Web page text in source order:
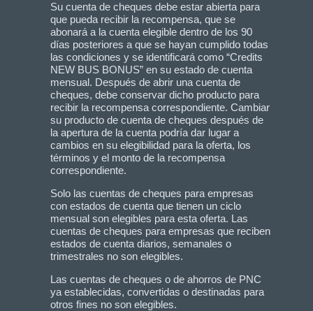
Su cuenta de cheques debe estar abierta para
que pueda recibir la recompensa, que se
abonará a la cuenta elegible dentro de los 90
días posteriores a que se hayan cumplido todas
las condiciones y se identificará como “Credits
NEW BUS BONUS” en su estado de cuenta
mensual. Después de abrir una cuenta de
cheques, debe conservar dicho producto para
recibir la recompensa correspondiente. Cambiar
su producto de cuenta de cheques después de
la apertura de la cuenta podría dar lugar a
cambios en su elegibilidad para la oferta, los
términos y el monto de la recompensa
correspondiente.
Solo las cuentas de cheques para empresas
con estados de cuenta que tienen un ciclo
mensual son elegibles para esta oferta. Las
cuentas de cheques para empresas que reciben
estados de cuenta diarios, semanales o
trimestrales no son elegibles.
Las cuentas de cheques o de ahorros de PNC
ya establecidas, convertidas o destinadas para
otros fines no son elegibles.